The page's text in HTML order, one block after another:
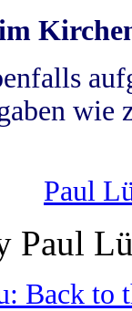
wie
Paul
Paul
Back to